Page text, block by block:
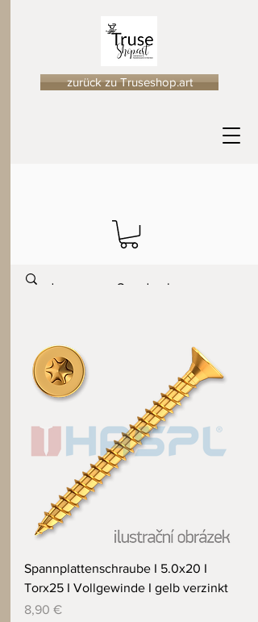
zurück zu Truseshop.art
Spannplattenschraube I 5.0x20 I
Torx25 I Vollgewinde I gelb verzinkt
Prezzo
8,90 €